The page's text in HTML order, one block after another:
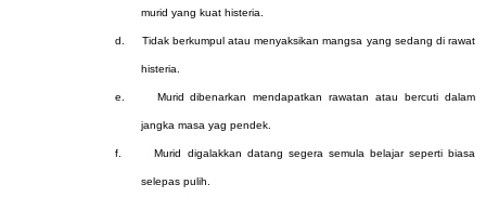
murid yang kuat histeria.
d. Tidak berkumpul atau menyaksikan mangsa yang sedang di rawat
histeria.
e. Murid dibenarkan mendapatkan rawatan atau bercuti dalam
jangka masa yag pendek.
f. Murid digalakkan datang segera semula belajar seperti biasa
selepas pulih.